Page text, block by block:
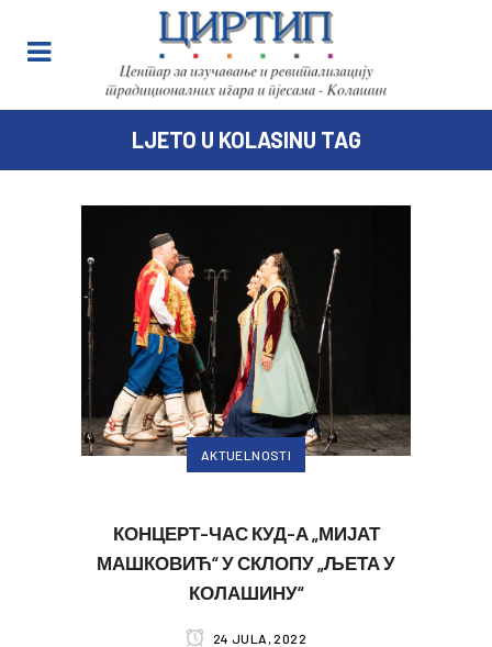
LJETO U KOLASINU TAG
AKTUELNOSTI
КОНЦЕРТ-ЧАС КУД-А „МИЈАТ
МАШКОВИЋ“ У СКЛОПУ „ЉЕТА У
КОЛАШИНУ“
24 JULA, 2022